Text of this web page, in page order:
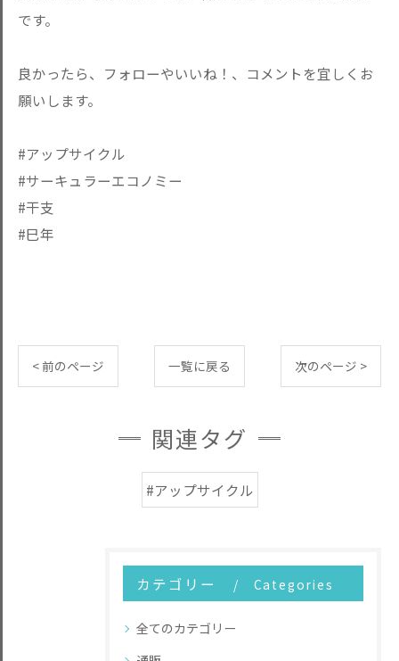
です。
良かったら、フォローやいいね！、コメントを宜しくお
願いします。
#アップサイクル
#サーキュラーエコノミー
#干支
#巳年
< 前のページ 一覧に戻る 次のページ >
関連タグ
#アップサイクル
カテゴリー Categories
全てのカテゴリー